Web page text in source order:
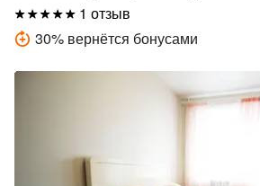
1 отзыв
30% вернётся бонусами